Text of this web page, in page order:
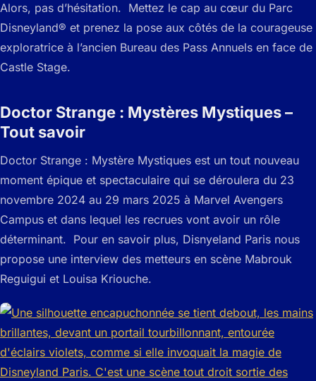
Alors, pas d’hésitation. Mettez le cap au cœur du Parc
Disneyland® et prenez la pose aux côtés de la courageuse
exploratrice à l’ancien Bureau des Pass Annuels en face de
Castle Stage.
Doctor Strange : Mystères Mystiques –
Tout savoir
Doctor Strange : Mystère Mystiques est un tout nouveau
moment épique et spectaculaire qui se déroulera du 23
novembre 2024 au 29 mars 2025 à Marvel Avengers
Campus et dans lequel les recrues vont avoir un rôle
déterminant. Pour en savoir plus, Disnyeland Paris nous
propose une interview des metteurs en scène Mabrouk
Reguigui et Louisa Kriouche.